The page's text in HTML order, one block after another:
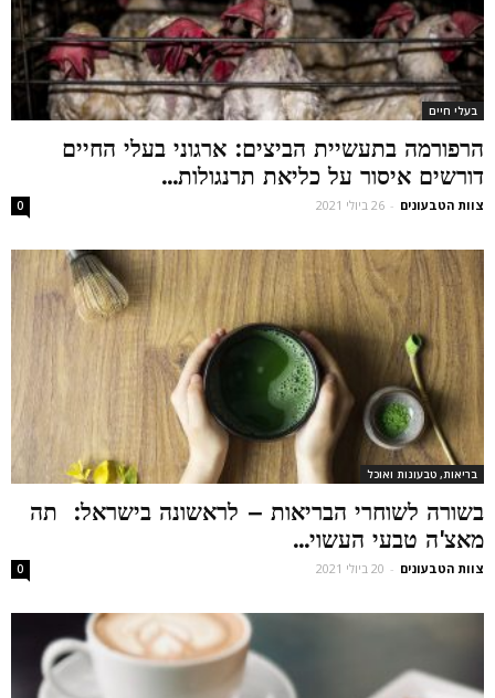
בעלי חיים
הרפורמה בתעשיית הביצים: ארגוני בעלי החיים
דורשים איסור על כליאת תרנגולות...
צוות הטבעונים - 26 ביולי 2021 0
בריאות, טבעונות ואוכל
בשורה לשוחרי הבריאות – לראשונה בישראל: תה
מאצ'ה טבעי העשוי...
צוות הטבעונים - 20 ביולי 2021 0